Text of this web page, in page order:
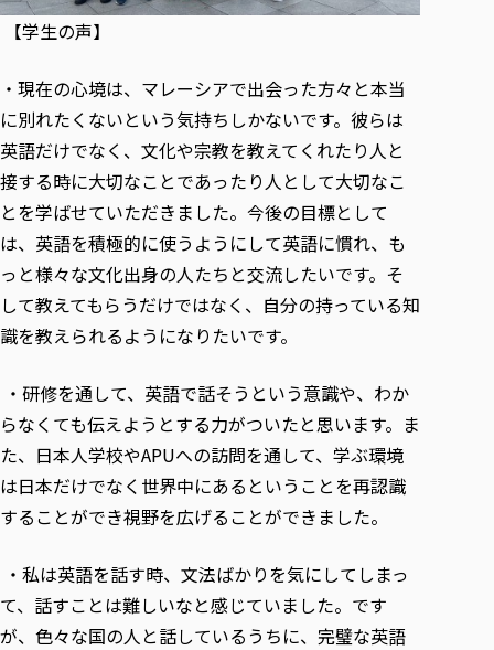
【学生の声】
・現在の心境は、マレーシアで出会った方々と本当
に別れたくないという気持ちしかないです。彼らは
英語だけでなく、文化や宗教を教えてくれたり人と
接する時に大切なことであったり人として大切なこ
とを学ばせていただきました。今後の目標として
は、英語を積極的に使うようにして英語に慣れ、も
っと様々な文化出身の人たちと交流したいです。そ
して教えてもらうだけではなく、自分の持っている知
識を教えられるようになりたいです。
・研修を通して、英語で話そうという意識や、わか
らなくても伝えようとする力がついたと思います。ま
た、日本人学校やAPUへの訪問を通して、学ぶ環境
は日本だけでなく世界中にあるということを再認識
することができ視野を広げることができました。
・私は英語を話す時、文法ばかりを気にしてしまっ
て、話すことは難しいなと感じていました。です
が、色々な国の人と話しているうちに、完璧な英語